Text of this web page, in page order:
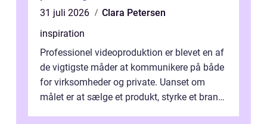
31 juli 2026
Clara Petersen
inspiration
Professionel videoproduktion er blevet en af
de vigtigste måder at kommunikere på både
for virksomheder og private. Uanset om
målet er at sælge et produkt, styrke et brand,